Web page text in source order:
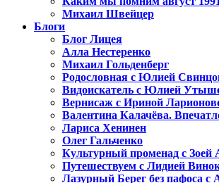
Михаил Швейцер
Блоги
Блог Лицея
Алла Нестеренко
Михаил Гольденберг
Родословная с Юлией
Видоискатель с Юлией
Вернисаж с Ириной
Валентина Калачёва.
Лариса Хенинен
Олег Гальченко
Культурный променад с Зоей
Путешествуем с Лидией
Лазурный Берег без пафоса с